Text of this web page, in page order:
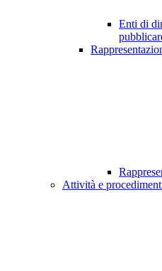
Enti di
Attività e